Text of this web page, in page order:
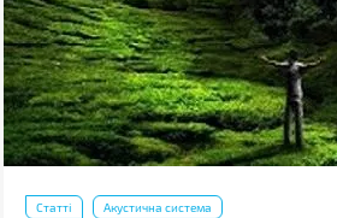
Статті Акустична система